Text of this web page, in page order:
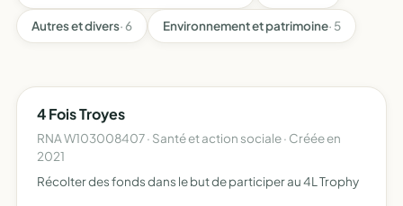
Autres et divers· 6 Environnement et patrimoine· 5
4 Fois Troyes
RNA W103008407 · Santé et action sociale · Créée en
2021
Récolter des fonds dans le but de participer au 4L Trophy